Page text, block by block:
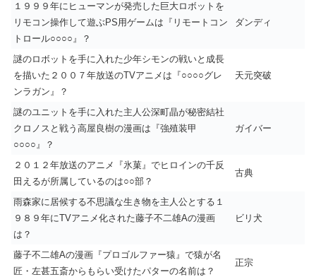
１９９９年にヒューマンが発売した巨大ロボットを
リモコン操作して遊ぶPS用ゲームは『リモートコン
トロール○○○○』？
ダンディ
謎のロボットを手に入れた少年シモンの戦いと成長
を描いた２００７年放送のTVアニメは『○○○○グレ
ンラガン』？
天元突破
謎のユニットを手に入れた主人公深町晶が秘密結社
クロノスと戦う高屋良樹の漫画は『強殖装甲
○○○○』？
ガイバー
２０１２年放送のアニメ『氷菓』でヒロインの千反
田えるが所属しているのは○○部？
古典
雨森家に居候する不思議な生き物を主人公とする１
９８９年にTVアニメ化された藤子不二雄Aの漫画
は？
ビリ犬
藤子不二雄Aの漫画『プロゴルファー猿』で猿が名
匠・左甚五斎からもらい受けたパターの名前は？
正宗